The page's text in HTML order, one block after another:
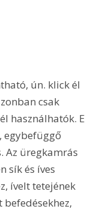
csak
használhatók. E
egybefüggő
Az üregkamrás
sík és íves
ívelt tetejének